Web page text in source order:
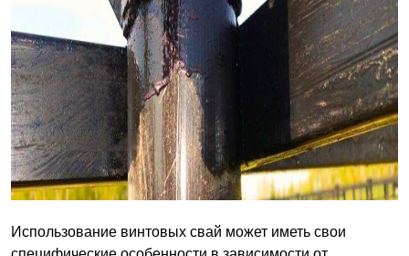
Использование винтовых свай может иметь свои